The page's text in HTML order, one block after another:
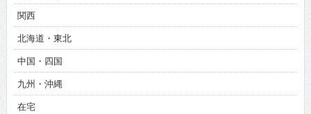
関西
北海道・東北
中国・四国
九州・沖縄
在宅